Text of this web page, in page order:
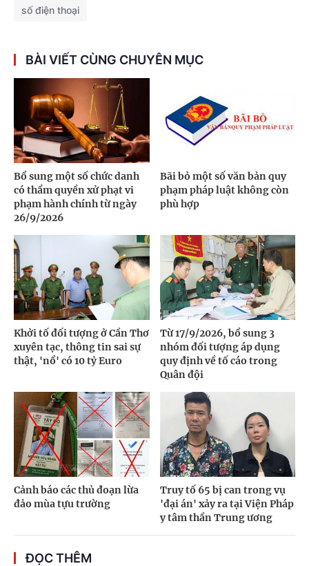
số điện thoại
BÀI VIẾT CÙNG CHUYÊN MỤC
Bổ sung một số chức danh
có thẩm quyền xử phạt vi
phạm hành chính từ ngày
26/9/2026
Bãi bỏ một số văn bản quy
phạm pháp luật không còn
phù hợp
Khởi tố đối tượng ở Cần Thơ
xuyên tạc, thông tin sai sự
thật, 'nổ' có 10 tỷ Euro
Từ 17/9/2026, bổ sung 3
nhóm đối tượng áp dụng
quy định về tố cáo trong
Quân đội
Cảnh báo các thủ đoạn lừa
đảo mùa tựu trường
Truy tố 65 bị can trong vụ
'đại án' xảy ra tại Viện Pháp
y tâm thần Trung ương
ĐỌC THÊM